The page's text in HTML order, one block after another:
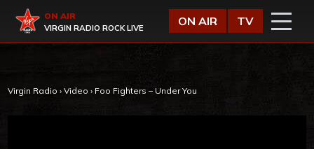
Virgin Radio
ON AIR
VIRGIN RADIO ROCK LIVE
ON AIR TV
Virgin Radio › Video › Foo Fighters – Under You